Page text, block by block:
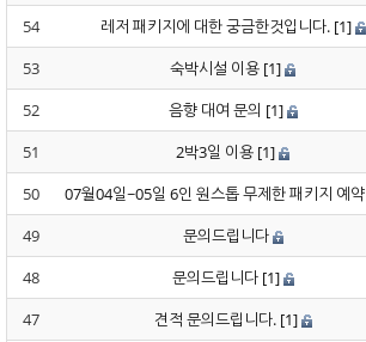
54
레저 패키지에 대한 궁금한것입니다. [1]
53
숙박시설 이용 [1]
52
음향 대여 문의 [1]
51
2박3일 이용 [1]
50
07월04일~05일 6인 원스톱 무제한 패키지 예약
49
문의드립니다
48
문의드립니다 [1]
47
견적 문의드립니다. [1]